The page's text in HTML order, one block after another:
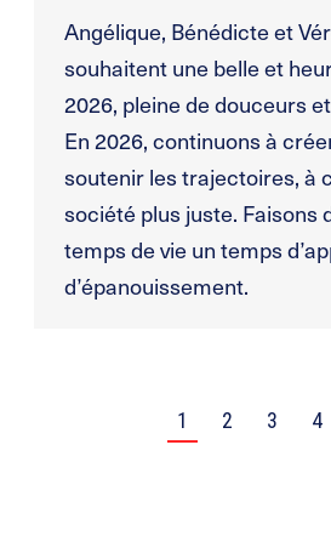
Angélique, Bénédicte et
souhaitent une belle et
2026, pleine de douceurs
En 2026, continuons à
soutenir les trajectoires, à
société plus juste. Faisons
temps de vie un temps
d’épanouissement.
1 2 3 4